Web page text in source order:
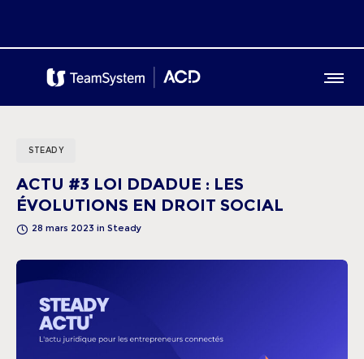
STEADY
ACTU #3 LOI DDADUE : LES
ÉVOLUTIONS EN DROIT SOCIAL
28 mars 2023 in Steady